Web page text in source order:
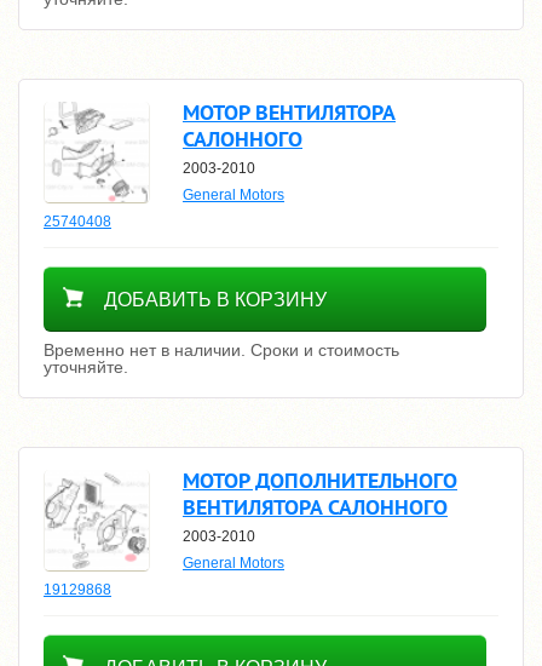
МОТОР ВЕНТИЛЯТОРА
САЛОННОГО
2003-2010
General Motors
25740408
Уточнить цену
ДОБАВИТЬ В КОРЗИНУ
Временно нет в наличии. Сроки и стоимость
уточняйте.
МОТОР ДОПОЛНИТЕЛЬНОГО
ВЕНТИЛЯТОРА САЛОННОГО
2003-2010
General Motors
19129868
Уточнить цену